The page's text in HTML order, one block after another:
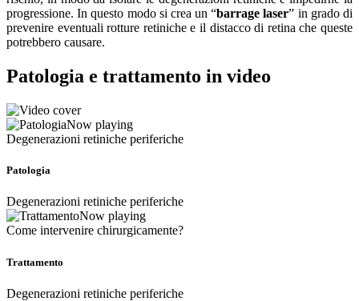
progressione. In questo modo si crea un “barrage laser” in grado di
prevenire eventuali rotture retiniche e il distacco di retina che queste
potrebbero causare.
Patologia e trattamento in video
Now playing
Degenerazioni retiniche periferiche
Patologia
Degenerazioni retiniche periferiche
Now playing
Come intervenire chirurgicamente?
Trattamento
Degenerazioni retiniche periferiche